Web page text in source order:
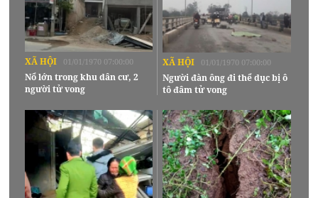
XÃ HỘI 01/01/1970 07:00:00
Nổ lớn trong khu dân cư, 2
người tử vong
XÃ HỘI 01/01/1970 07:00:00
Người đàn ông đi thể dục bị ô
tô đâm tử vong